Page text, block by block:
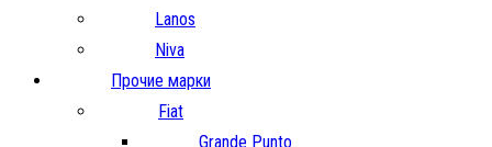
Lanos
Niva
Прочие марки
Fiat
Grande Punto